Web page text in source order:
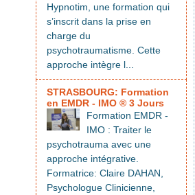
Hypnotim, une formation qui
s’inscrit dans la prise en
charge du
psychotraumatisme. Cette
approche intègre l...
STRASBOURG: Formation
en EMDR - IMO ® 3 Jours
Formation EMDR -
IMO : Traiter le
psychotrauma avec une
approche intégrative.
Formatrice: Claire DAHAN,
Psychologue Clinicienne,